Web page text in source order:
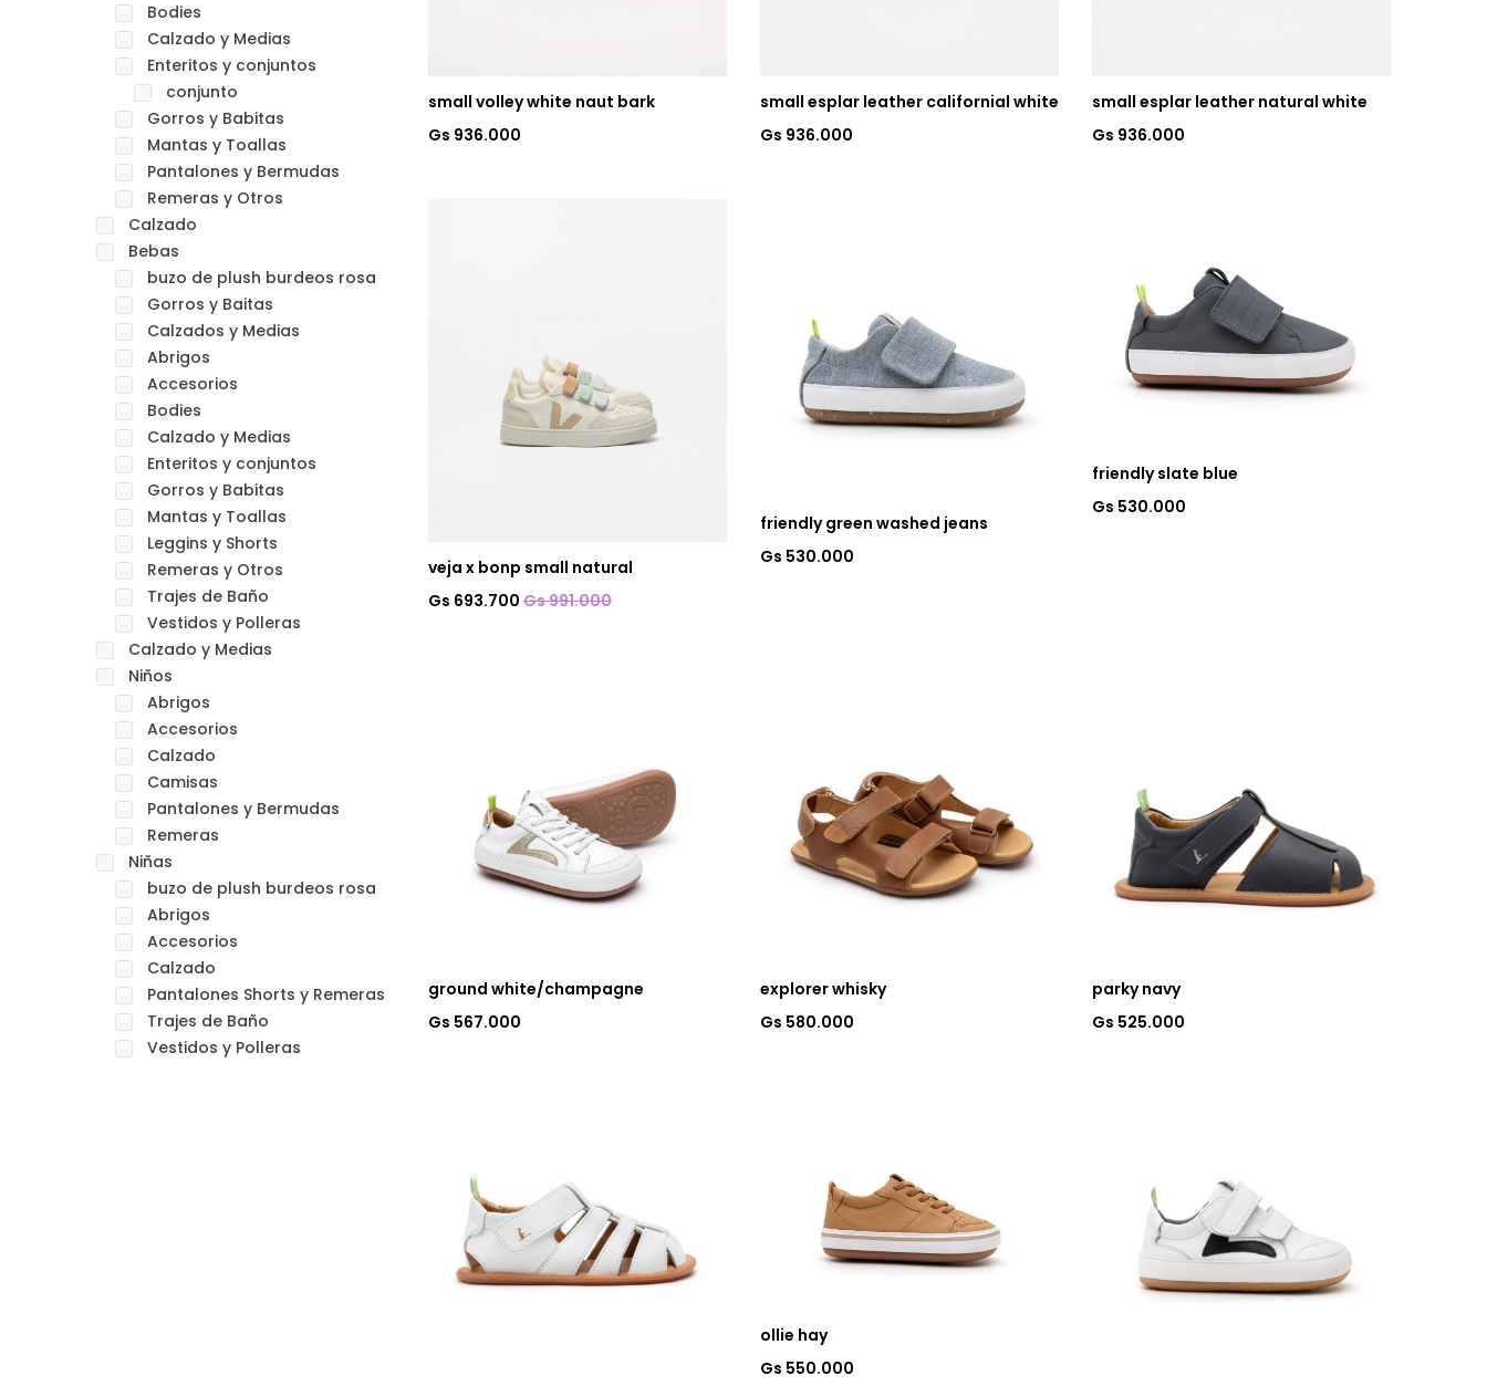
Bodies
Calzado y Medias
Enteritos y conjuntos
conjunto
Gorros y Babitas
Mantas y Toallas
Pantalones y Bermudas
Remeras y Otros
Calzado
Bebas
buzo de plush burdeos rosa
Gorros y Baitas
Calzados y Medias
Abrigos
Accesorios
Bodies
Calzado y Medias
Enteritos y conjuntos
Gorros y Babitas
Mantas y Toallas
Leggins y Shorts
Remeras y Otros
Trajes de Baño
Vestidos y Polleras
Calzado y Medias
Niños
Abrigos
Accesorios
Calzado
Camisas
Pantalones y Bermudas
Remeras
Niñas
buzo de plush burdeos rosa
Abrigos
Accesorios
Calzado
Pantalones Shorts y Remeras
Trajes de Baño
Vestidos y Polleras
small volley white naut bark
Gs 936.000
small esplar leather californial white
Gs 936.000
small esplar leather natural white
Gs 936.000
veja x bonp small natural
Gs 693.700 Gs 991.000
friendly green washed jeans
Gs 530.000
friendly slate blue
Gs 530.000
ground white/champagne
Gs 567.000
explorer whisky
Gs 580.000
parky navy
Gs 525.000
ollie hay
Gs 550.000